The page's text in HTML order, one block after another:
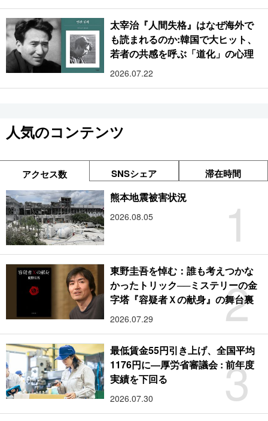
太宰治『人間失格』はなぜ海外で
も読まれるのか:韓国で大ヒット、
若者の共感を呼ぶ「道化」の心理
2026.07.22
人気のコンテンツ
アクセス数 SNSシェア 滞在時間
1
熊本地震被害状況
2026.08.05
2
東野圭吾を悼む：誰も考えつかな
かったトリック──ミステリーの金
字塔『容疑者Ｘの献身』の舞台裏
2026.07.29
3
最低賃金55円引き上げ、全国平均
1176円に―厚労省審議会 : 前年度
実績を下回る
2026.07.30